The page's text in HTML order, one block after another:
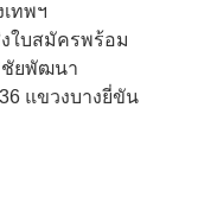
ทพฯ
ใบสมัครพร้อม
ชัยพัฒนา
แขวงบางยี่ขัน